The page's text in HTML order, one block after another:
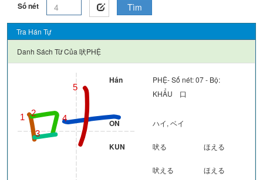
Số nét Tìm
Tra Hán Tự
Danh Sách Từ Của 吠PHỆ
1 2
3
4
5
Hán
PHỆ- Số nét: 07 - Bộ:
KHẨU 口
ON ハイ, ベイ
KUN 吠る ほえる
吠える ほえる